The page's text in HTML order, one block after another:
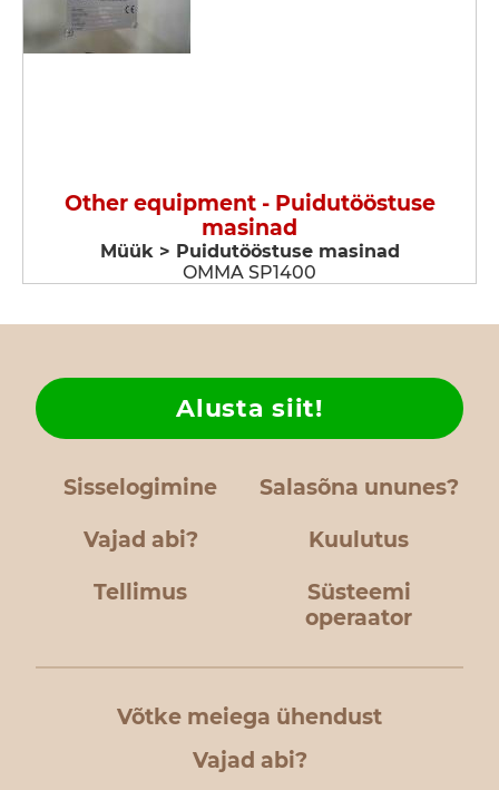
Other equipment - Puidutööstuse
masinad
Müük > Puidutööstuse masinad
OMMA SP1400
Sisselogimine Salasõna ununes?
Vajad abi?
Alusta siit!
Kuulutus
Tellimus
Süsteemi
operaator
Võtke meiega ühendust
Vajad abi?